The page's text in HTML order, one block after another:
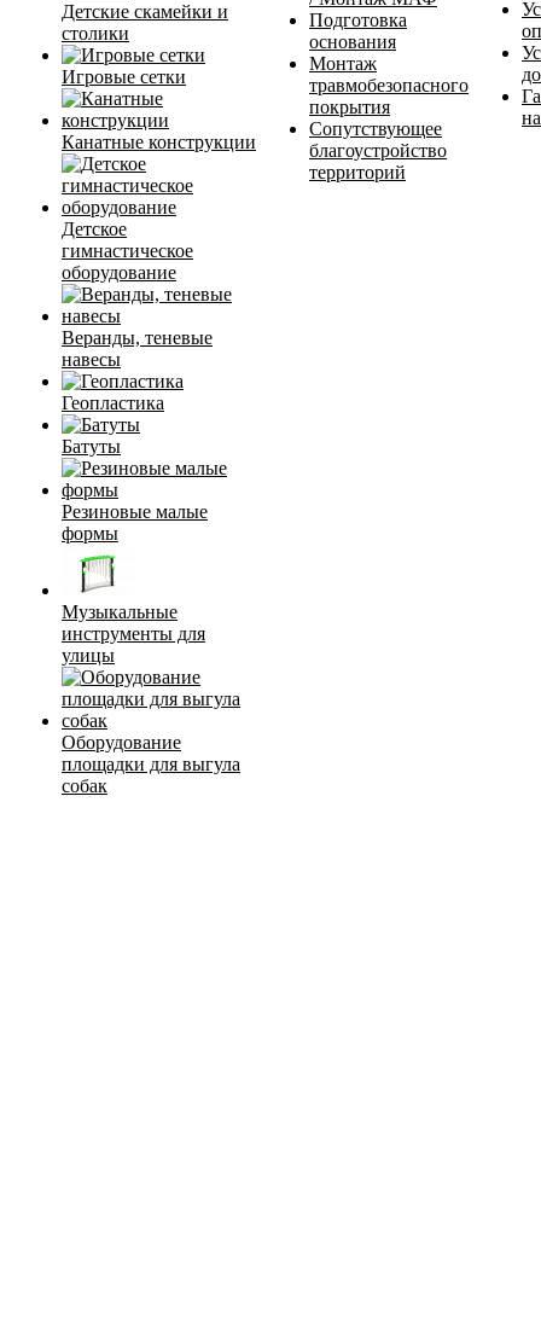
Детские скамейки и
столики
Игровые сетки
Канатные конструкции
Детское
гимнастическое
оборудование
Веранды, теневые
навесы
Геопластика
Батуты
Резиновые малые
формы
Музыкальные
инструменты для
улицы
Оборудование
площадки для выгула
собак
Подготовка
основания
Монтаж
травмобезопасного
покрытия
Сопутствующее
благоустройство
территорий